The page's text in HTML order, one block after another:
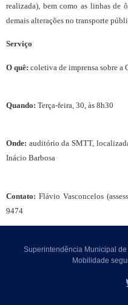
realizada), bem como as linhas de
demais alterações no transporte
Serviço
O quê: coletiva de imprensa sobre a
Quando: Terça-feira, 30, às 8h30
Onde: auditório da SMTT,
Inácio Barbosa
Contato: Flávio Vasconcelos
9474
Superintendência Municipal
Mobilidade